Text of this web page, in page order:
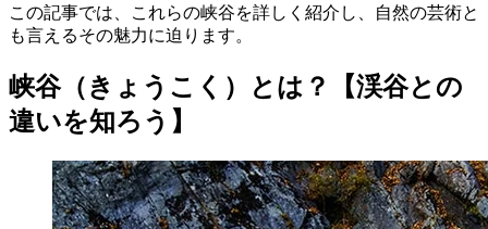
この記事では、これらの峡谷を詳しく紹介し、自然の芸術と
も言えるその魅力に迫ります。
峡谷（きょうこく）とは？【渓谷との
違いを知ろう】